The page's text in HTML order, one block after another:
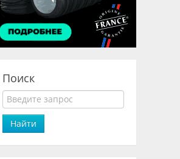
Поиск
Найти